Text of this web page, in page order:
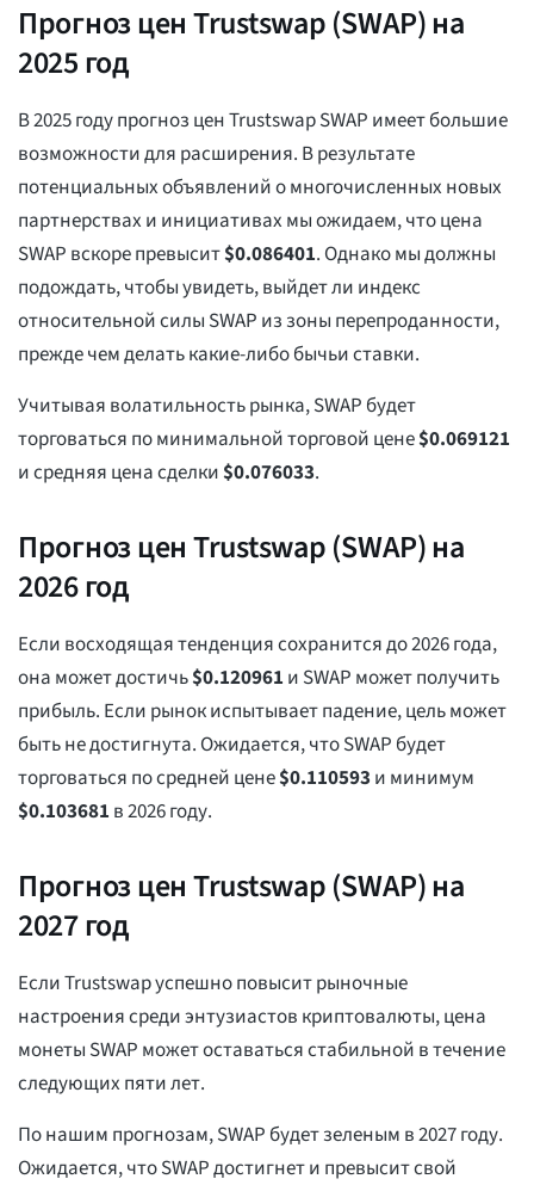
Прогноз цен Trustswap (SWAP) на
2025 год
В 2025 году прогноз цен Trustswap SWAP имеет большие
возможности для расширения. В результате
потенциальных объявлений о многочисленных новых
партнерствах и инициативах мы ожидаем, что цена
SWAP вскоре превысит$0.086401. Однако мы должны
подождать, чтобы увидеть, выйдет ли индекс
относительной силы SWAP из зоны перепроданности,
прежде чем делать какие-либо бычьи ставки.
Учитывая волатильность рынка, SWAP будет
торговаться по минимальной торговой цене$0.069121
и средняя цена сделки$0.076033.
Прогноз цен Trustswap (SWAP) на
2026 год
Если восходящая тенденция сохранится до 2026 года,
она может достичь$0.120961 и SWAP может получить
прибыль. Если рынок испытывает падение, цель может
быть не достигнута. Ожидается, что SWAP будет
торговаться по средней цене$0.110593 и минимум
$0.103681 в 2026 году.
Прогноз цен Trustswap (SWAP) на
2027 год
Если Trustswap успешно повысит рыночные
настроения среди энтузиастов криптовалюты, цена
монеты SWAP может оставаться стабильной в течение
следующих пяти лет.
По нашим прогнозам, SWAP будет зеленым в 2027 году.
Ожидается, что SWAP достигнет и превысит свой